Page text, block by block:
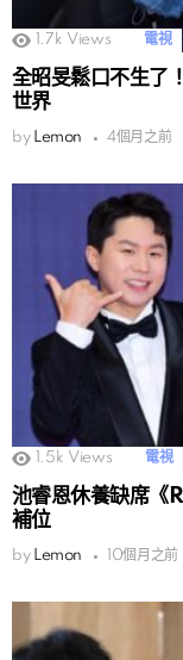
1.7k Views 電視
全昭旻鬆口不生了
世界
by Lemon 4個月之前
1.5k Views 電視
池睿恩休養缺席
補位
by Lemon 10個月之前